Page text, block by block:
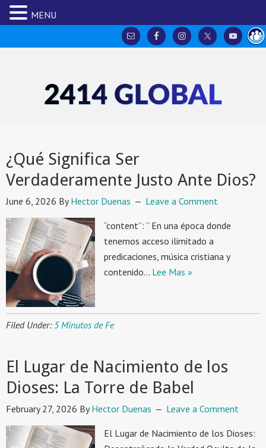
¿Qué Significa Ser
Verdaderamente Justo Ante Dios?
June 6, 2026 ByHector Duenas Leave a Comment
“content”: ” En una época donde
tenemos acceso ilimitado a
predicaciones, música cristiana y
contenido… Lee Mas »
Filed Under: 5 Minutos de Fe
El Lugar de Nacimiento de los
Dioses: La Torre de Babel
February 27, 2026 ByHector Duenas Leave a Comment
El Lugar de Nacimiento de los Dioses:
MENU